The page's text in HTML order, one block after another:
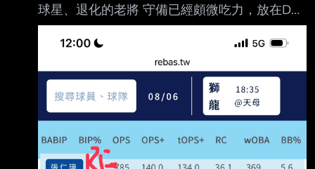
球星、退化的老將 守備已經頗微吃力，放在DH
延續生涯 從神主牌恰、頂一甩四到現在的王24
只有林桑在位期間放陳子豪比較正常 DH這種位
置 當你排完8個有守備位置的球員後 直接填
ops+最高的人不就好了 有這麼難選嗎？ --